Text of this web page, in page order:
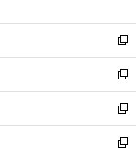
開
く
ウ
で
開
く
ン
ド
ウ
で
開
く
ウ
ィ
ン
ド
ウ
で
開
く
新
し
い
ウ
ィ
ン
ド
新
し
い
ウ
ィ
新
し
い
新